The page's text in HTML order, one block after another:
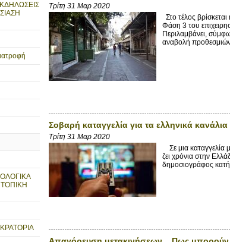
Τρίτη 31 Μαρ 2020
Στο τέλος
Φάση 3 του
Περιλαμβάνει,
αναβολή
Σοβαρή καταγγελία για τα ελληνικά
Τρίτη 31 Μαρ 2020
Σε μια
ζει χρόνια στην
δημοσιογράφος